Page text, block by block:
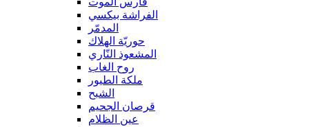
الفراشة بيكسي
المدمّر
حوريّة الهلاك
المشعوذ النّاري
روح الغاب
ملكة الطيور
الشبح
قرصان الجحيم
عين الظلام